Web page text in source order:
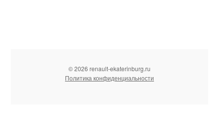
© 2026 renault-ekaterinburg.ru
Политика конфиденциальности